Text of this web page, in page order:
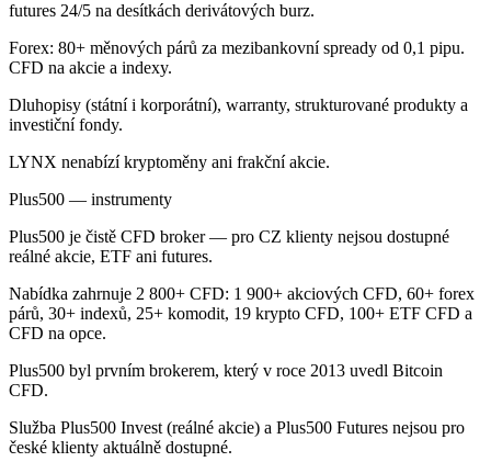
futures 24/5 na desítkách derivátových burz.
Forex: 80+ měnových párů za mezibankovní spready od 0,1 pipu.
CFD na akcie a indexy.
Dluhopisy (státní i korporátní), warranty, strukturované produkty a
investiční fondy.
LYNX nenabízí kryptoměny ani frakční akcie.
Plus500 — instrumenty
Plus500 je čistě CFD broker — pro CZ klienty nejsou dostupné
reálné akcie, ETF ani futures.
Nabídka zahrnuje 2 800+ CFD: 1 900+ akciových CFD, 60+ forex
párů, 30+ indexů, 25+ komodit, 19 krypto CFD, 100+ ETF CFD a
CFD na opce.
Plus500 byl prvním brokerem, který v roce 2013 uvedl Bitcoin
CFD.
Služba Plus500 Invest (reálné akcie) a Plus500 Futures nejsou pro
české klienty aktuálně dostupné.